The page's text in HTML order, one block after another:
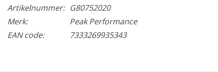
Artikelnummer: G80752020
Merk:
Peak Performance
EAN code:
7333269935343